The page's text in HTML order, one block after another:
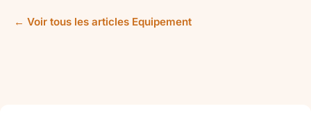
← Voir tous les articles Equipement